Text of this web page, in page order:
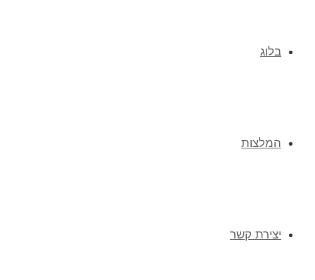
בלוג
המלצות
יצירת קשר